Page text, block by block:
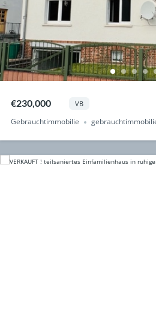
€230,000 VB
Gebrauchtimmobilie